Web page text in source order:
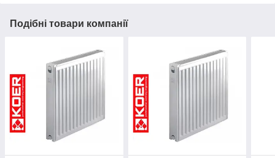
Подібні товари компанії